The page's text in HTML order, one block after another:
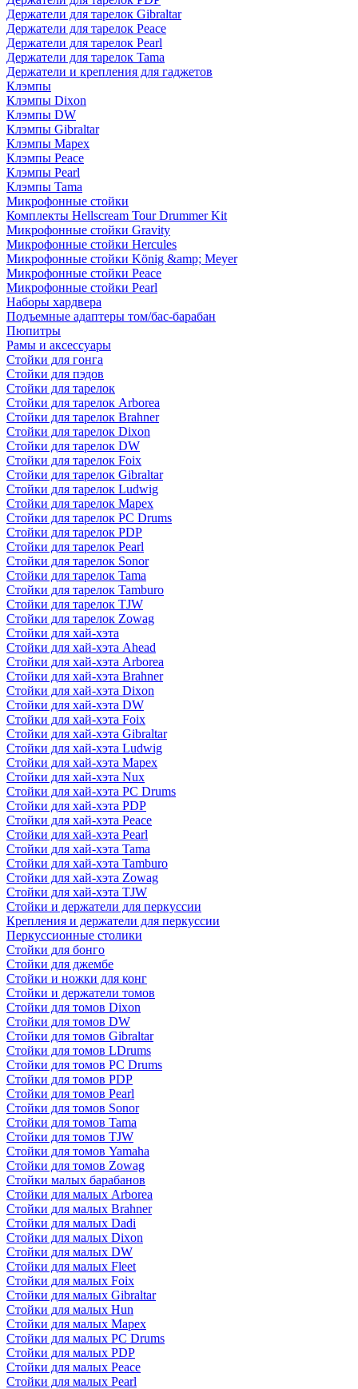
Держатели для тарелок Gibraltar
Держатели для тарелок Peace
Держатели для тарелок Pearl
Держатели для тарелок Tama
Держатели и крепления для гаджетов
Клэмпы
Клэмпы Dixon
Клэмпы DW
Клэмпы Gibraltar
Клэмпы Mapex
Клэмпы Peace
Клэмпы Pearl
Клэмпы Tama
Микрофонные стойки
Комплекты Hellscream Tour Drummer Kit
Микрофонные стойки Gravity
Микрофонные стойки Hercules
Микрофонные стойки König &amp; Meyer
Микрофонные стойки Peace
Микрофонные стойки Pearl
Наборы хардвера
Подъемные адаптеры том/бас-барабан
Пюпитры
Рамы и аксессуары
Стойки для гонга
Стойки для пэдов
Стойки для тарелок
Стойки для тарелок Arborea
Стойки для тарелок Brahner
Стойки для тарелок Dixon
Стойки для тарелок DW
Стойки для тарелок Foix
Стойки для тарелок Gibraltar
Стойки для тарелок Ludwig
Стойки для тарелок Mapex
Стойки для тарелок PC Drums
Стойки для тарелок PDP
Стойки для тарелок Pearl
Стойки для тарелок Sonor
Стойки для тарелок Tama
Стойки для тарелок Tamburo
Стойки для тарелок TJW
Стойки для тарелок Zowag
Стойки для хай-хэта
Стойки для хай-хэта Ahead
Стойки для хай-хэта Arborea
Стойки для хай-хэта Brahner
Стойки для хай-хэта Dixon
Стойки для хай-хэта DW
Стойки для хай-хэта Foix
Стойки для хай-хэта Gibraltar
Стойки для хай-хэта Ludwig
Стойки для хай-хэта Mapex
Стойки для хай-хэта Nux
Стойки для хай-хэта PC Drums
Стойки для хай-хэта PDP
Стойки для хай-хэта Peace
Стойки для хай-хэта Pearl
Стойки для хай-хэта Tama
Стойки для хай-хэта Tamburo
Стойки для хай-хэта Zowag
Стойки для хай-хэта TJW
Стойки и держатели для перкуссии
Крепления и держатели для перкуссии
Перкуссионные столики
Стойки для бонго
Стойки для джембе
Стойки и ножки для конг
Стойки и держатели томов
Стойки для томов Dixon
Стойки для томов DW
Стойки для томов Gibraltar
Стойки для томов LDrums
Стойки для томов PC Drums
Стойки для томов PDP
Стойки для томов Pearl
Стойки для томов Sonor
Стойки для томов Tama
Стойки для томов TJW
Стойки для томов Yamaha
Стойки для томов Zowag
Стойки малых барабанов
Стойки для малых Arborea
Стойки для малых Brahner
Стойки для малых Dadi
Стойки для малых Dixon
Стойки для малых DW
Стойки для малых Fleet
Стойки для малых Foix
Стойки для малых Gibraltar
Стойки для малых Hun
Стойки для малых Mapex
Стойки для малых PC Drums
Стойки для малых PDP
Стойки для малых Peace
Стойки для малых Pearl